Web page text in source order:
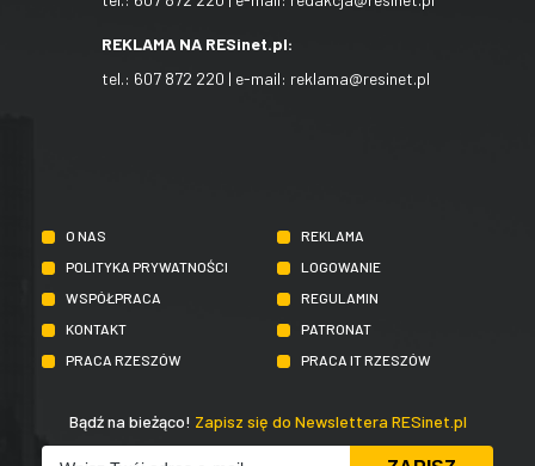
REKLAMA NA RESinet.pl:
tel.: 607 872 220 | e-mail: reklama@resinet.pl
O NAS
REKLAMA
POLITYKA PRYWATNOŚCI
LOGOWANIE
WSPÓŁPRACA
REGULAMIN
KONTAKT
PATRONAT
PRACA RZESZÓW
PRACA IT RZESZÓW
Bądź na bieżąco! Zapisz się do Newslettera RESinet.pl